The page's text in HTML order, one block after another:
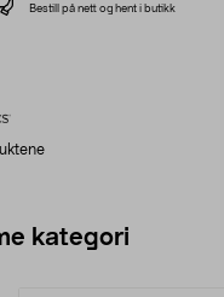
Bestill på nett og hent i butikk
kategori